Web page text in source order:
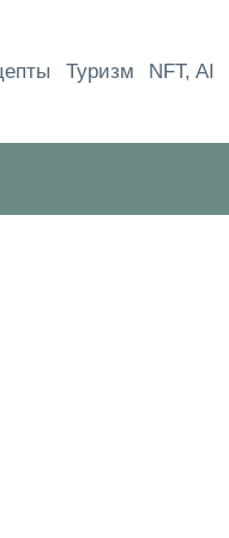
Туризм NFT, AI